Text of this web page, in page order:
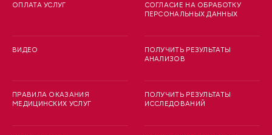
ОПЛАТА УСЛУГ
ВИДЕО
ПРАВИЛА ОКАЗАНИЯ
МЕДИЦИНСКИХ УСЛУГ
СОГЛАСИЕ НА ОБРАБОТКУ
ПЕРСОНАЛЬНЫХ ДАННЫХ
ПОЛУЧИТЬ РЕЗУЛЬТАТЫ
АНАЛИЗОВ
ПОЛУЧИТЬ РЕЗУЛЬТАТЫ
ИССЛЕДОВАНИЙ